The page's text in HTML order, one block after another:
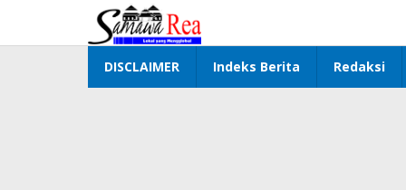
konten
DISCLAIMER Indeks Berita Redaksi